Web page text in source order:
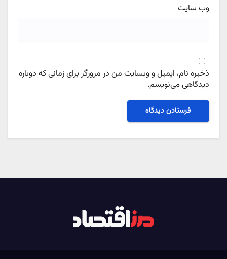
وب‌ سایت
ذخیره نام، ایمیل و وبسایت من در مرورگر برای زمانی که دوباره
دیدگاهی می‌نویسم.